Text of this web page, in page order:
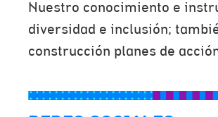
Nuestro conocimiento e
diversidad e inclusión;
construcción planes de